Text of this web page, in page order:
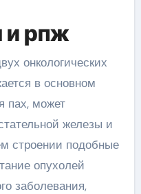
и рпж
онкологических
в основном
пах, может
железы и
строении подобные
опухолей
заболевания,